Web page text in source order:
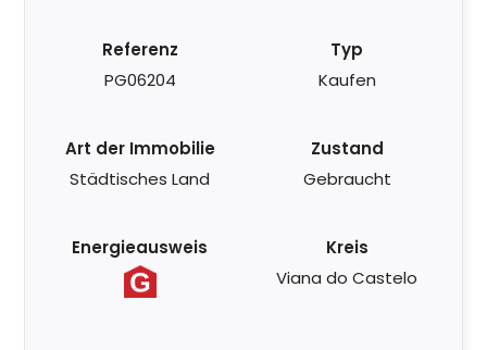
Referenz
PG06204
Typ
Kaufen
Art der Immobilie
Städtisches Land
Zustand
Gebraucht
Energieausweis
Kreis
Viana do Castelo